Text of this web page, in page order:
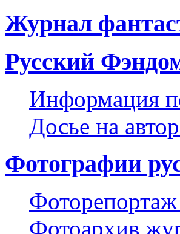
Журнал
Русский
Информация
Досье на
Фотографии
Фотоархив